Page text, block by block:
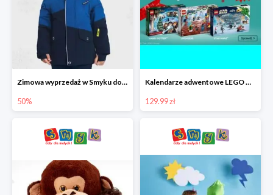
Zimowa wyprzedaż w Smyku do -50%
50%
Kalendarze adwentowe LEGO w Smyku w super cenie
129.99 zł